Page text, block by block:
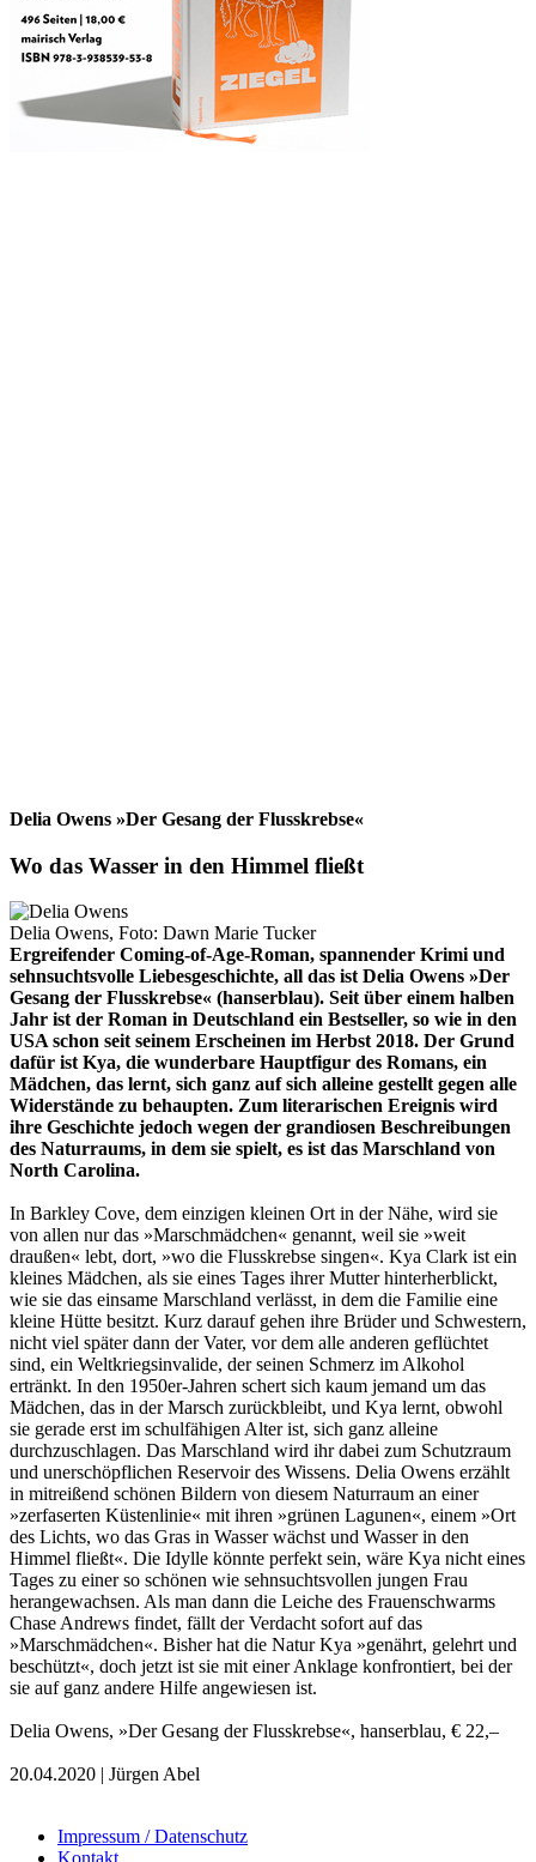
Delia Owens »Der Gesang der Flusskrebse«
Wo das Wasser in den Himmel fließt
Delia Owens, Foto: Dawn Marie Tucker
Ergreifender Coming-of-Age-Roman, spannender Krimi und
sehnsuchtsvolle Liebesgeschichte, all das ist Delia Owens »Der
Gesang der Flusskrebse« (hanserblau). Seit über einem halben
Jahr ist der Roman in Deutschland ein Bestseller, so wie in den
USA schon seit seinem Erscheinen im Herbst 2018. Der Grund
dafür ist Kya, die wunderbare Hauptfigur des Romans, ein
Mädchen, das lernt, sich ganz auf sich alleine gestellt gegen alle
Widerstände zu behaupten. Zum literarischen Ereignis wird
ihre Geschichte jedoch wegen der grandiosen Beschreibungen
des Naturraums, in dem sie spielt, es ist das Marschland von
North Carolina.
In Barkley Cove, dem einzigen kleinen Ort in der Nähe, wird sie
von allen nur das »Marschmädchen« genannt, weil sie »weit
draußen« lebt, dort, »wo die Flusskrebse singen«. Kya Clark ist ein
kleines Mädchen, als sie eines Tages ihrer Mutter hinterherblickt,
wie sie das einsame Marschland verlässt, in dem die Familie eine
kleine Hütte besitzt. Kurz darauf gehen ihre Brüder und Schwestern,
nicht viel später dann der Vater, vor dem alle anderen geflüchtet
sind, ein Weltkriegsinvalide, der seinen Schmerz im Alkohol
ertränkt. In den 1950er-Jahren schert sich kaum jemand um das
Mädchen, das in der Marsch zurückbleibt, und Kya lernt, obwohl
sie gerade erst im schulfähigen Alter ist, sich ganz alleine
durchzuschlagen. Das Marschland wird ihr dabei zum Schutzraum
und unerschöpflichen Reservoir des Wissens. Delia Owens erzählt
in mitreißend schönen Bildern von diesem Naturraum an einer
»zerfaserten Küstenlinie« mit ihren »grünen Lagunen«, einem »Ort
des Lichts, wo das Gras in Wasser wächst und Wasser in den
Himmel fließt«. Die Idylle könnte perfekt sein, wäre Kya nicht eines
Tages zu einer so schönen wie sehnsuchtsvollen jungen Frau
herangewachsen. Als man dann die Leiche des Frauenschwarms
Chase Andrews findet, fällt der Verdacht sofort auf das
»Marschmädchen«. Bisher hat die Natur Kya »genährt, gelehrt und
beschützt«, doch jetzt ist sie mit einer Anklage konfrontiert, bei der
sie auf ganz andere Hilfe angewiesen ist.
Delia Owens, »Der Gesang der Flusskrebse«, hanserblau, € 22,–
20.04.2020 | Jürgen Abel
Impressum / Datenschutz